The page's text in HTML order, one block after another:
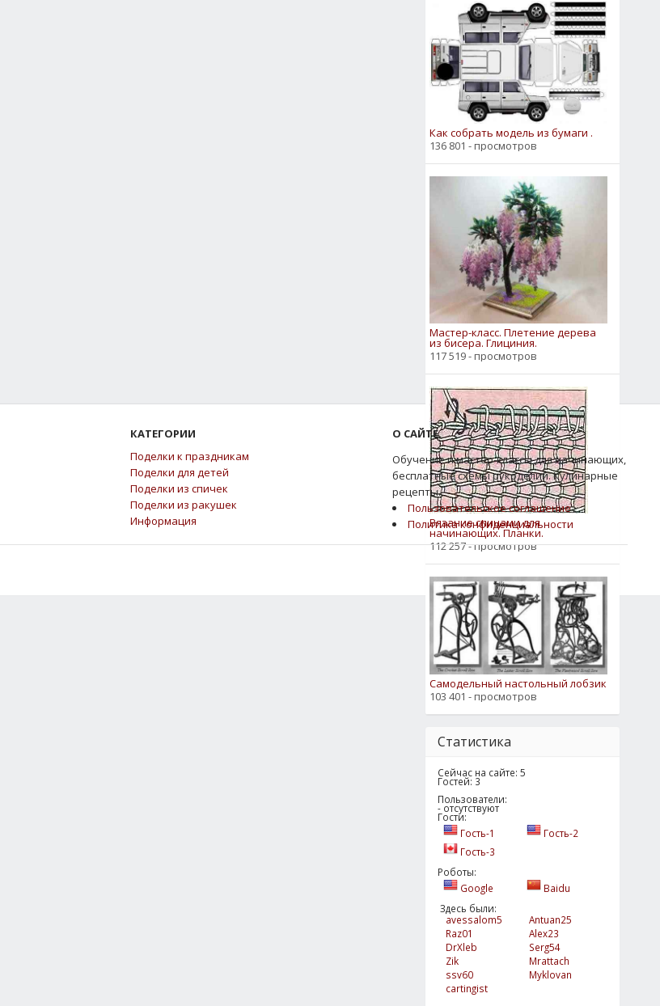
Как собрать модель из бумаги .
136 801 - просмотров
Мастер-класс. Плетение дерева
из бисера. Глициния.
117 519 - просмотров
Вязание спицами для
начинающих. Планки.
112 257 - просмотров
Самодельный настольный лобзик
103 401 - просмотров
Статистика
Сейчас на сайте: 5
Гостей: 3
Пользователи:
- отсутствуют
Гости:
Гость-1
Гость-2
Гость-3
Роботы:
Google
Baidu
Здесь были:
avessalom5
Antuan25
Raz01
Alex23
DrXleb
Serg54
Zik
Mrattach
ssv60
Myklovan
cartingist
КАТЕГОРИИ
Поделки к праздникам
Поделки для детей
Поделки из спичек
Поделки из ракушек
Информация
О САЙТЕ
Обучение и мастер-классы для начинающих,
бесплатные схемы рукоделий. Кулинарные
рецепты.
Пользовательское соглашение
Политика конфиденциальности